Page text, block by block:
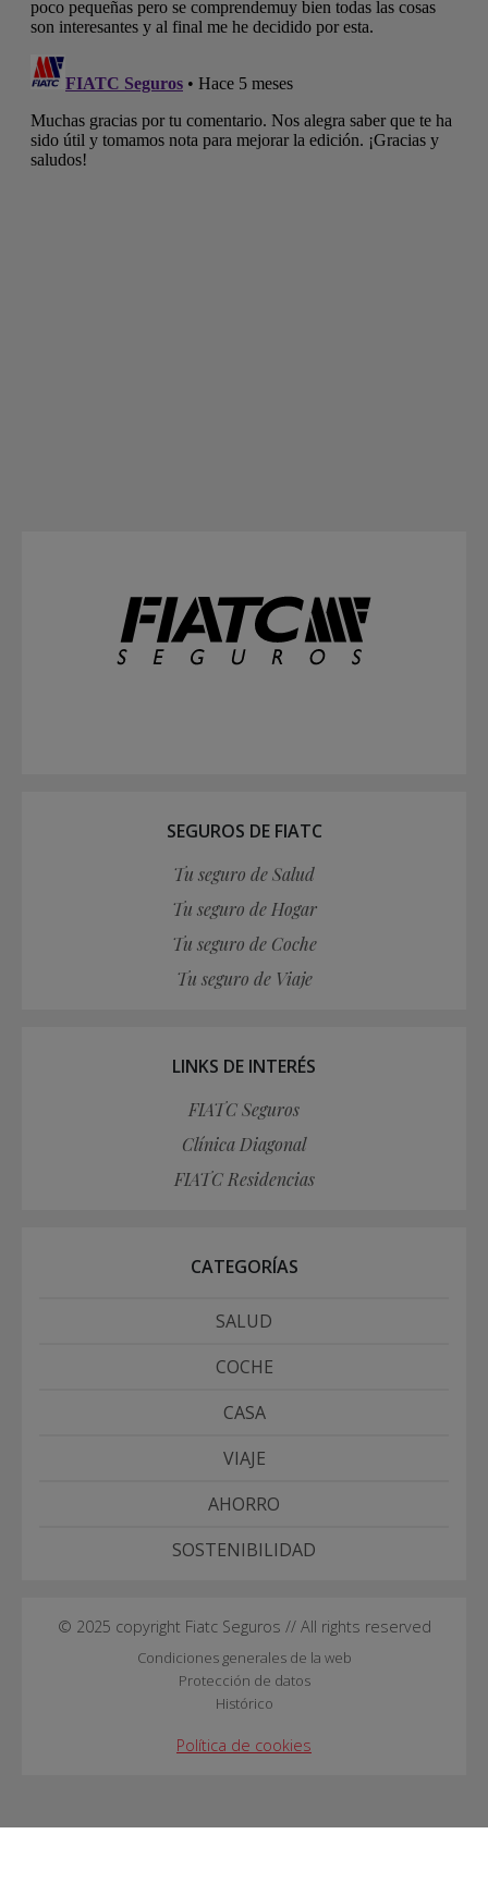
SEGUROS DE FIATC
Tu seguro de Salud
Tu seguro de Hogar
Tu seguro de Coche
Tu seguro de Viaje
LINKS DE INTERÉS
FIATC Seguros
Clínica Diagonal
FIATC Residencias
CATEGORÍAS
SALUD
COCHE
CASA
VIAJE
AHORRO
SOSTENIBILIDAD
© 2025 copyright Fiatc Seguros // All rights reserved
Condiciones generales de la web
Protección de datos
Histórico
Política de cookies